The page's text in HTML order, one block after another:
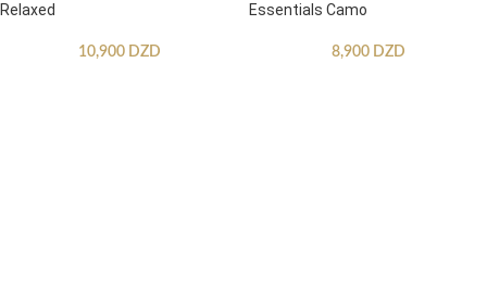
Relaxed
10,900 DZD
Essentials Camo
8,900 DZD